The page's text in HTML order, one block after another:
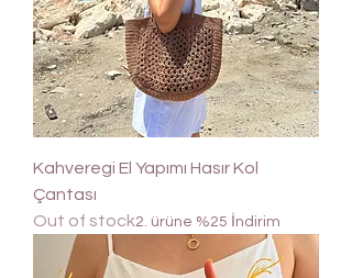
Kahveregi El Yapımı Hasır Kol
Çantası
Out of stock2. ürüne %25 İndirim